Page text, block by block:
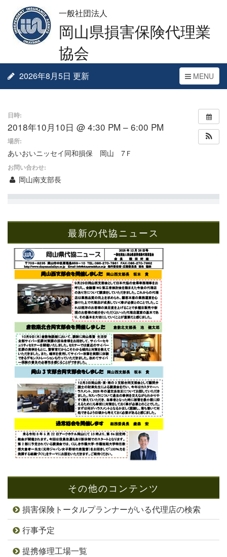
一般社団法人
岡山県損害保険代理業
協会
Toggle
navigation
MENU
2026年8月5日 更新
日時:
2018年10月10日 @ 4:30 PM – 6:00 PM
場所:
あいおいニッセイ同和損保 岡山 7Ｆ
お問い合わせ:
岡山南支部長
最新の代協ニュース
その他のコンテンツ
損害保険トータルプランナーがいる代理店の検索
行事予定
提携修理工場一覧